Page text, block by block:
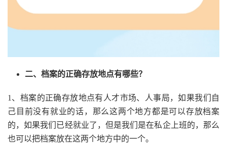
二、档案的正确存放地点有哪些？
1、档案的正确存放地点有人才市场、人事局，如果我们自
己目前没有就业的话，那么这两个地方都是可以存放档案
的，如果我们已经就业了，但是我们是在私企上班的，那么
也可以把档案放在这两个地方中的一个。